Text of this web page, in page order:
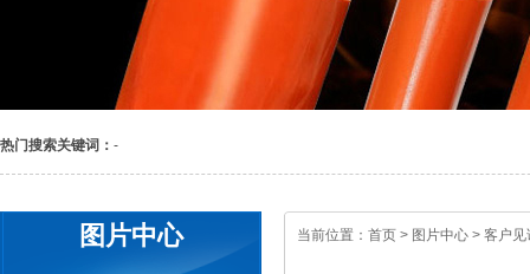
热门搜索关键词： -
当前位置： 首页 > 图片中心 > 客户见
图片中心